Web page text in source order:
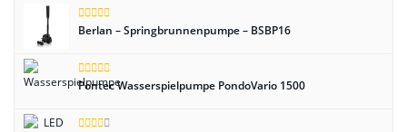
Berlan – Springbrunnenpumpe – BSBP16
Pontec Wasserspielpumpe PondoVario 1500